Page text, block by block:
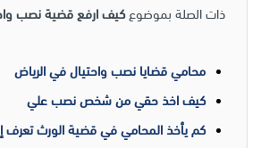
ذات الصلة بموضوعكيف ارفع قضية نصب
محامي قضايا نصب واحتيال في الرياض
كيف اخذ حقي من شخص نصب علي
كم يأخذ المحامي في قضية الورث تعرف